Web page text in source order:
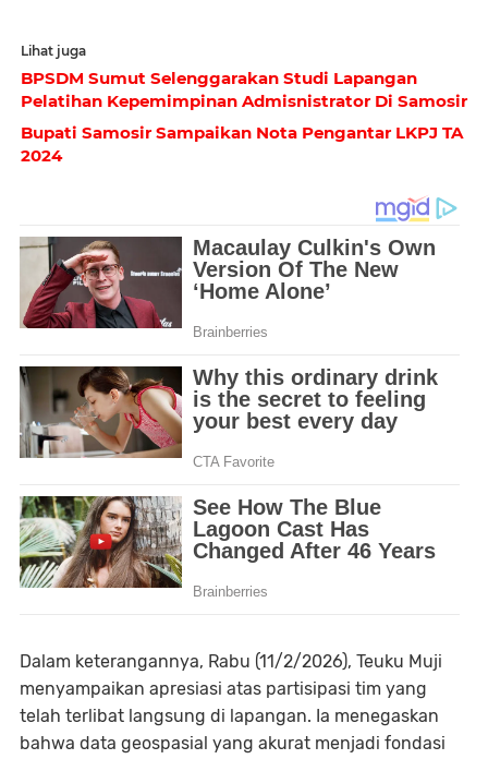
Lihat juga
BPSDM Sumut Selenggarakan Studi Lapangan
Pelatihan Kepemimpinan Admisnistrator Di Samosir
Bupati Samosir Sampaikan Nota Pengantar LKPJ TA
2024
Dalam keterangannya, Rabu (11/2/2026), Teuku Muji
menyampaikan apresiasi atas partisipasi tim yang
telah terlibat langsung di lapangan. Ia menegaskan
bahwa data geospasial yang akurat menjadi fondasi